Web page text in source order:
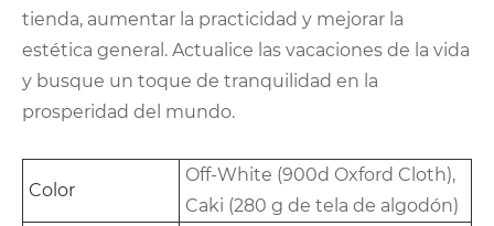
tienda, aumentar la practicidad y mejorar la
estética general. Actualice las vacaciones de la vida
y busque un toque de tranquilidad en la
prosperidad del mundo.
Color
Off-White (900d Oxford Cloth),
Caki (280 g de tela de algodón)